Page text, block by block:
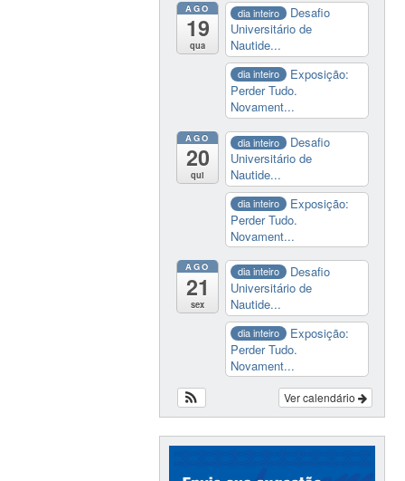
AGO
19
qua
dia inteiro
Desafio
Universitário de
Nautide...
dia inteiro
Exposição:
Perder Tudo.
Novament...
AGO
20
qui
dia inteiro
Desafio
Universitário de
Nautide...
dia inteiro
Exposição:
Perder Tudo.
Novament...
AGO
21
sex
dia inteiro
Desafio
Universitário de
Nautide...
dia inteiro
Exposição:
Perder Tudo.
Novament...
Ver calendário